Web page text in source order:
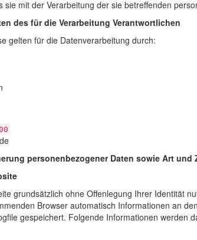
sie mit der Verarbeitung der sie betreffenden
des für die Verarbeitung Verantwortlichen
gelten für die Datenverarbeitung durch:
personenbezogener Daten sowie Art und
grundsätzlich ohne Offenlegung Ihrer Identität
Browser automatisch Informationen an
gespeichert. Folgende Informationen werden